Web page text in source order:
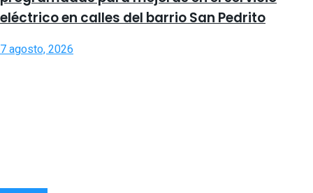
eléctrico en calles del barrio San Pedrito
7 agosto, 2026